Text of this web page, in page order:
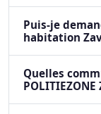
Puis-je
habitation
Quelles
POLITIEZONE